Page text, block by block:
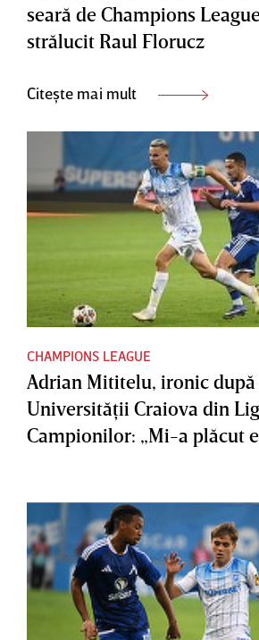
seară de Champions
strălucit Raul Florucz
Citește mai mult
CHAMPIONS LEAGUE
Adrian Mititelu, ironic
Universităţii Craiova din
Campionilor: „Mi-a plăcut